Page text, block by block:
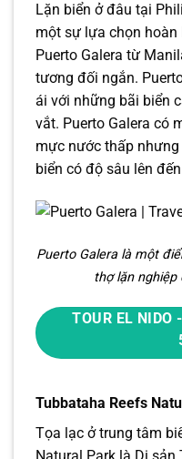
Lặn biển ở đâu tại
một sự lựa chọn hoàn
Puerto Galera từ
tương đối ngắn.
ái với những bãi biển
vắt. Puerto Galera có
mực nước thấp
biển có độ sâu lên
Puerto Galera là một
thợ lặn
TOUR EL NIDO
Tubbataha Reefs
Tọa lạc ở trung tâm